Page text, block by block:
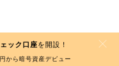
ック口座を開設！
から暗号資産デビュー